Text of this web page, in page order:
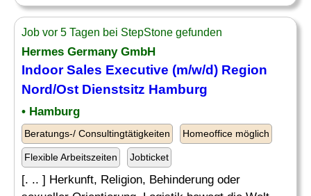
Job vor 5 Tagen bei StepStone gefunden
Hermes Germany GmbH
Indoor Sales Executive (m/w/d) Region
Nord/Ost Dienstsitz Hamburg
• Hamburg
Beratungs-/ Consultingtätigkeiten Homeoffice möglich
Flexible Arbeitszeiten Jobticket
[. .. ] Herkunft, Religion, Behinderung oder